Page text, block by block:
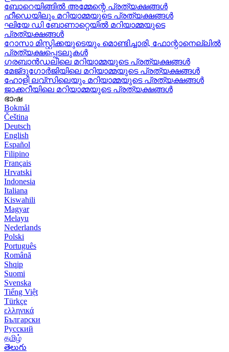
ബോറെയിങ്ങിൽ അമ്മേന്റെ പ്രത്യക്ഷങ്ങൾ
ഹീഡെയിലും മറിയാമ്മയുടെ പ്രത്യക്ഷങ്ങൾ
ഘിയേ ഡി ബോണാറ്റെയിൽ മറിയാമ്മയുടെ
പ്രത്യക്ഷങ്ങൾ
റോസാ മിസ്റ്റിക്കയുടെയും മൊണ്ടിച്ചാരി, ഫോന്റാനെല്ലിൽ
പ്രത്യക്ഷപ്പെടലുകൾ
ഗരബാൻഡലിലെ മറിയാമ്മയുടെ പ്രത്യക്ഷങ്ങൾ
മേജ്ദുഗോർജിയിലെ മറിയാമ്മയുടെ പ്രത്യക്ഷങ്ങൾ
ഹോളി ലവ്‌സിലെയും മറിയാമ്മയുടെ പ്രത്യക്ഷങ്ങൾ
ജാക്കറീയിലെ മറിയാമ്മയുടെ പ്രത്യക്ഷങ്ങൾ
ഭാഷ
Bokmål
Čeština
Deutsch
English
Español
Filipino
Français
Hrvatski
Indonesia
Italiana
Kiswahili
Magyar
Melayu
Nederlands
Polski
Português
Română
Shqip
Suomi
Svenska
Tiếng Việt
Türkçe
ελληνικά
Български
Русский
தமிழ்
తెలుగు